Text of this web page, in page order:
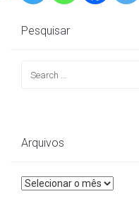
Pesquisar
Arquivos
Arquivos